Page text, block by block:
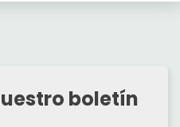
boletín